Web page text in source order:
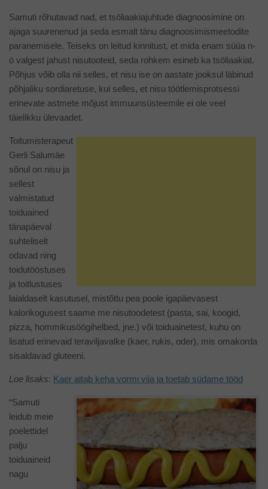
Samuti rõhutavad nad, et tsöliaakiajuhtude diagnoosimine on
ajaga suurenenud ja seda esmalt tänu diagnoosimismeetodite
paranemisele. Teiseks on leitud kinnitust, et mida enam süüa n-
ö valgest jahust nisutooteid, seda rohkem esineb ka tsöliaakiat.
Põhjus võib olla nii selles, et nisu ise on aastate jooksul läbinud
põhjaliku sordiaretuse, kui selles, et nisu töötlemisprotsessi
erinevate astmete mõjust immuunsüsteemile ei ole veel
täielikku ülevaadet.
Toitumisterapeut
Gerli Salumäe
sõnul on nisu ja
sellest
valmistatud
toiduained
tänapäeval
suhteliselt
odavad ning
toidutööstuses
ja toitlustuses
laialdaselt kasutusel, mistõttu pea poole igapäevasest
kalorikogusest saame me nisutoodetest (pasta, sai, koogid,
pizza, hommikusöögihelbed, jne.) või toiduainetest, kuhu on
lisatud erinevaid teraviljavalke (kaer, rukis, oder), mis omakorda
sisaldavad gluteeni.
Loe lisaks: Kaer aitab keha vormi viia ja toetab südame tööd
“Samuti
leidub meie
poelettidel
palju
toiduaineid
nagu